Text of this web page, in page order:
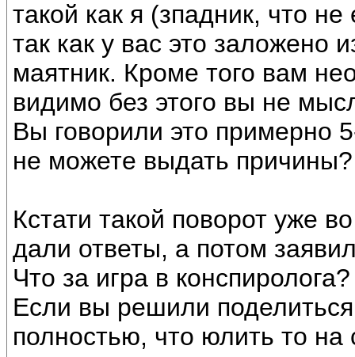
такой как я (зпадник, что
так как у вас это заложено
маятник. Кроме того вам
видимо без этого вы не
Вы говорили это примерно
не можете выдать причины?
Кстати такой поворот уже
дали ответы, а потом
Что за игра в конспиролога?
Если вы решили
полностью, что юлить то на